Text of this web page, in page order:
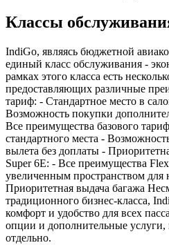
Классы
IndiGo, являясь бюджетной
единый класс обслуживания -
рамках этого класса есть
предоставляющих различные
тариф: - Стандартное место в
Возможность покупки
Все преимущества базового
стандартного места -
вылета без доплаты -
Super 6E: - Все преимущества
увеличенным пространством для
Приоритетная выдача багажа
традиционного бизнес-класса,
комфорт и удобство для всех
опции и дополнительные
отдельно.